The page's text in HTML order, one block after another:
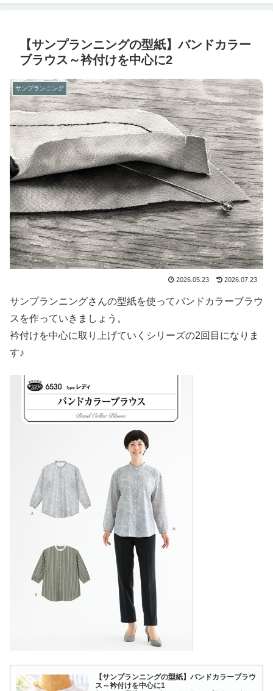
【サンプランニングの型紙】バンドカラー
ブラウス～衿付けを中心に2
サンプランニング
2026.05.23 2026.07.23
サンプランニングさんの型紙を使ってバンドカラーブラウ
スを作っていきましょう。
衿付けを中心に取り上げていくシリーズの2回目になりま
す♪
【サンプランニングの型紙】バンドカラーブラウ
ス～衿付けを中心に1